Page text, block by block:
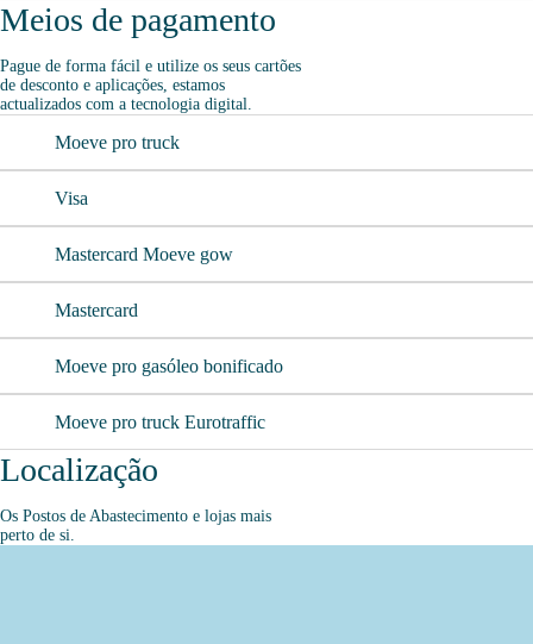
Meios de pagamento
Pague de forma fácil e utilize os seus cartões
de desconto e aplicações, estamos
actualizados com a tecnologia digital.
Moeve pro truck
Visa
Mastercard Moeve gow
Mastercard
Moeve pro gasóleo bonificado
Moeve pro truck Eurotraffic
Localização
Os Postos de Abastecimento e lojas mais
perto de si.